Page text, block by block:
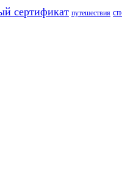
сертификат путешествия